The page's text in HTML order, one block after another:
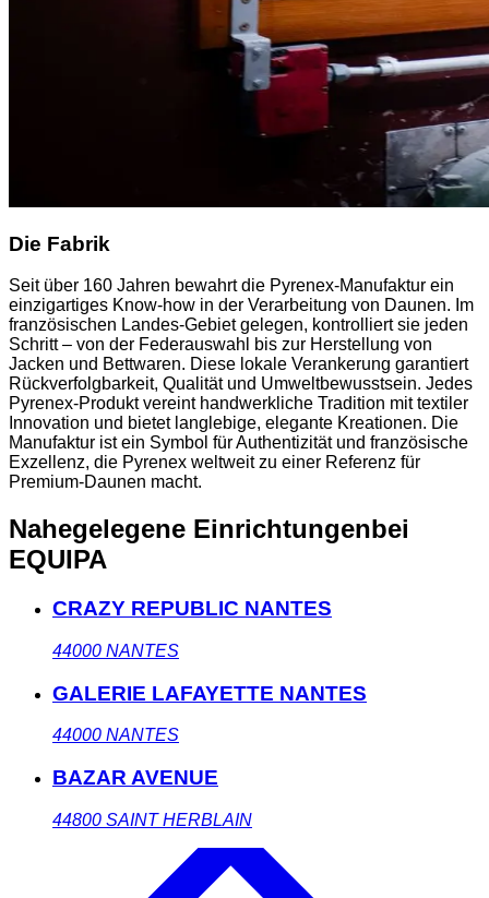
Die Fabrik
Seit über 160 Jahren bewahrt die Pyrenex-Manufaktur ein
einzigartiges Know-how in der Verarbeitung von Daunen. Im
französischen Landes-Gebiet gelegen, kontrolliert sie jeden
Schritt – von der Federauswahl bis zur Herstellung von
Jacken und Bettwaren. Diese lokale Verankerung garantiert
Rückverfolgbarkeit, Qualität und Umweltbewusstsein. Jedes
Pyrenex-Produkt vereint handwerkliche Tradition mit textiler
Innovation und bietet langlebige, elegante Kreationen. Die
Manufaktur ist ein Symbol für Authentizität und französische
Exzellenz, die Pyrenex weltweit zu einer Referenz für
Premium-Daunen macht.
Nahegelegene Einrichtungenbei
EQUIPA
CRAZY REPUBLIC NANTES
44000 NANTES
GALERIE LAFAYETTE NANTES
44000 NANTES
BAZAR AVENUE
44800 SAINT HERBLAIN